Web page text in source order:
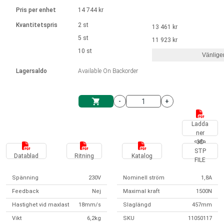
Enhetssystem
Solenoids
Ø 28-42| 1-1400 rpm | <= 290Ncm
Styrningar borstlösa DC motorer
Styrningar DC motorer
Drivsteg 2-6 A
Synkrona-Asynkrona | för 1-4 ställdon
Synkrona-Asynkrona | för 1-4 ställdon
Français (EUR)
Norsk (NOK)
Suomi (EUR)
Svenska (SEK)
Pris per enhet
Kvantitetspris
Lagersaldo
14 744 kr
2 st
5 st
10 st
Available On Backorder
13 461 kr
11 923 kr
- +
Ladda
ner
sida
Datablad
Ritning Katalog
3D
STP
FILE
Spänning 230V Nominell ström 1,8A
Feedback Nej Maximal kraft 1500N
Hastighet vid maxlast 18mm/s Slaglängd 457mm
Vikt 6,2kg SKU 11050117